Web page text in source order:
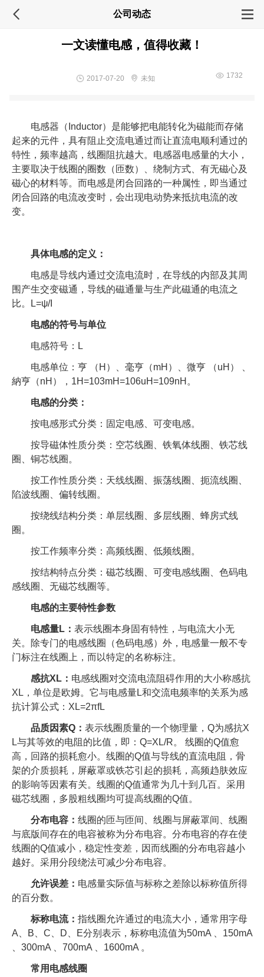
公司动态
一文读懂电感，值得收藏！
2017-07-20 未知 1732
电感器（Inductor）是能够把电能转化为磁能而存储
起来的元件，具有阻止交流电通过而让直流电顺利通过的
特性，频率越高，线圈阻抗越大。电感器电感量的大小，
主要取决于线圈的圈数（匝数）、绕制方式、有无磁心及
磁心的材料等。而电感是闭合回路的一种属性，即当通过
闭合回路的电流改变时，会出现电动势来抵抗电流的改
变。
具体电感的定义：
电感是导线内通过交流电流时，在导线的内部及其周
围产生交变磁通，导线的磁通量与生产此磁通的电流之
比。L=ψ/I
电感的符号与单位
电感符号：L
电感单位：亨 （H）、毫亨（mH）、微亨 （uH） 、
納亨（nH），1H=103mH=106uH=109nH。
电感的分类：
按电感形式分类：固定电感、可变电感。
按导磁体性质分类：空芯线圈、铁氧体线圈、铁芯线
圈、铜芯线圈。
按工作性质分类：天线线圈、振荡线圈、扼流线圈、
陷波线圈、偏转线圈。
按绕线结构分类：单层线圈、多层线圈、蜂房式线
圈。
按工作频率分类：高频线圈、低频线圈。
按结构特点分类：磁芯线圈、可变电感线圈、色码电
感线圈、无磁芯线圈等。
电感的主要特性参数
电感量L： 表示线圈本身固有特性，与电流大小无
关。除专门的电感线圈（色码电感）外，电感量一般不专
门标注在线圈上，而以特定的名称标注。
感抗XL： 电感线圈对交流电流阻碍作用的大小称感抗
XL，单位是欧姆。它与电感量L和交流电频率f的关系为感
抗计算公式：XL=2πfL
品质因素Q： 表示线圈质量的一个物理量，Q为感抗X
L与其等效的电阻的比值，即：Q=XL/R。 线圈的Q值愈
高，回路的损耗愈小。线圈的Q值与导线的直流电阻，骨
架的介质损耗，屏蔽罩或铁芯引起的损耗，高频趋肤效应
的影响等因素有关。线圈的Q值通常为几十到几百。采用
磁芯线圈，多股粗线圈均可提高线圈的Q值。
分布电容： 线圈的匝与匝间、线圈与屏蔽罩间、线圈
与底版间存在的电容被称为分布电容。分布电容的存在使
线圈的Q值减小，稳定性变差，因而线圈的分布电容越小
越好。采用分段绕法可减少分布电容。
允许误差： 电感量实际值与标称之差除以标称值所得
的百分数。
标称电流： 指线圈允许通过的电流大小，通常用字母
A、B、C、D、E分别表示，标称电流值为50mA 、150mA
、300mA 、700mA 、1600mA 。
常用电感线圈